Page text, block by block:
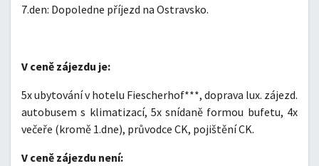
7.den: Dopoledne příjezd na Ostravsko.
V ceně zájezdu je:
5x ubytování v hotelu Fiescherhof***, doprava lux. zájezd.
autobusem s klimatizací, 5x snídaně formou bufetu, 4x
večeře (kromě 1.dne), průvodce CK, pojištění CK.
V ceně zájezdu není: